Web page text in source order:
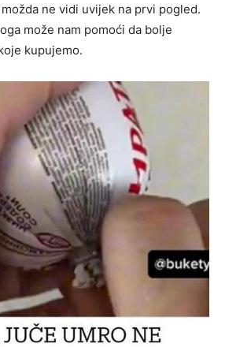
ne vidi uvijek na prvi pogled.
može nam pomoći da bolje
kupujemo.